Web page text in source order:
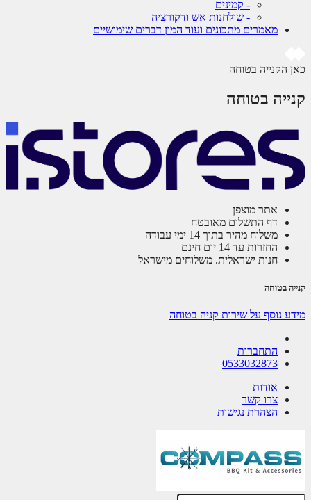
- קמינים
- שולחנות אש ודקורציה
מאמרים מתכונים ועוד המון דברים שימושיים
הקנייה בטוחה
בטוחה
אתר מוצפן
דף התשלום מאובטח
משלוח מהיר בתוך 14 ימי עבודה
החזרות עד 14 יום חינם
חנות ישראלית. משלוחים מישראל
בטוחה
נוסף על שירות קניה בטוחה
התחברות
0533032873
אודות
צרו קשר
הצהרת נגישות